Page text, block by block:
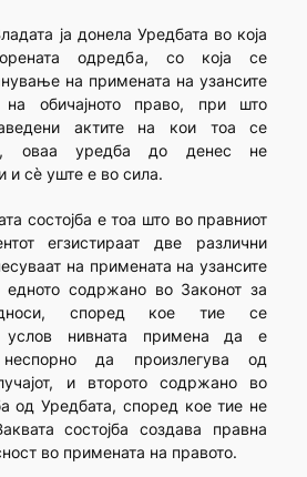
ја донела Уредбата во која
одредба, со која се
на примената на узансите
обичајното право, при што
актите на кои тоа се
оваа уредба до денес не
и сè уште е во сила.
состојба е тоа што во правниот
егзистираат две различни
на примената на узансите
едното содржано во Законот за
односи, според кое тие се
услов нивната примена да е
да произлегува од
и второто содржано во
од Уредбата, според кое тие не
состојба создава правна
во примената на правото.